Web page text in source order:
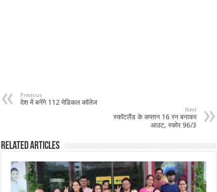
Previous
देश में बनेंगे 112 मेडिकल कॉलेज
Next
स्कॉटलैंड के कप्तान 16 रन बनाकर
आउट, स्कोर 96/3
Related Articles